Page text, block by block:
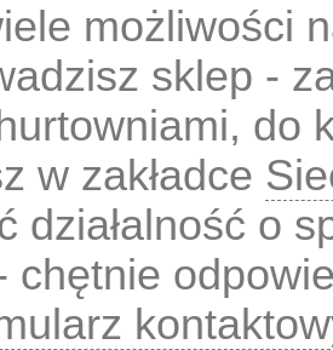
możliwości
sklep -
do
w zakładce
działalność o
chętnie